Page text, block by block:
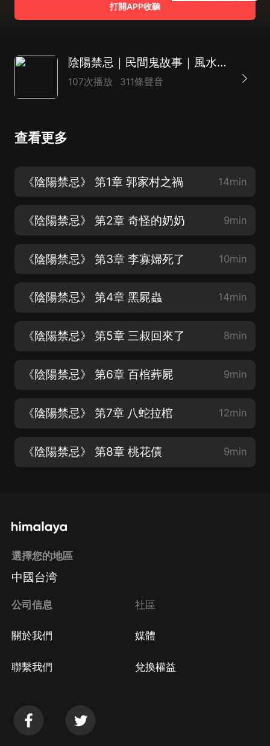
打開APP收聽
陰陽禁忌｜民間鬼故事｜風水恐怖故事
107次播放 311條聲音
查看更多
《陰陽禁忌》 第1章 郭家村之禍 14min
《陰陽禁忌》 第2章 奇怪的奶奶 9min
《陰陽禁忌》 第3章 李寡婦死了 10min
《陰陽禁忌》 第4章 黑屍蟲 14min
《陰陽禁忌》 第5章 三叔回來了 8min
《陰陽禁忌》 第6章 百棺葬屍 9min
《陰陽禁忌》 第7章 八蛇拉棺 12min
《陰陽禁忌》 第8章 桃花債 9min
選擇您的地區
中國台湾
公司信息
關於我們
聯繫我們
社區
媒體
兌換權益